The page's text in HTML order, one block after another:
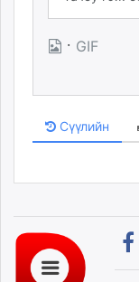
· GIF
Сүүлийн